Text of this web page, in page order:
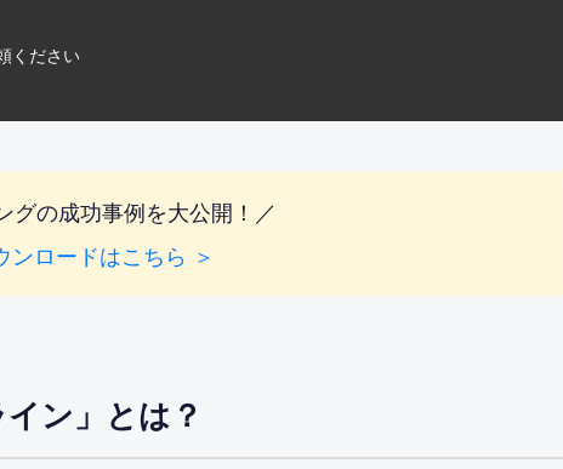
ください
グの成功事例を大公開！／
ンロードはこちら ＞
ン」とは？